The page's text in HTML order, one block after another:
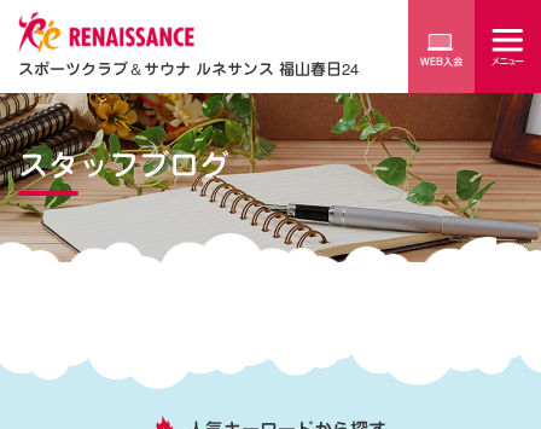
スポーツクラブ＆サウナ ルネサンス 福山春日24
スタッフブログ